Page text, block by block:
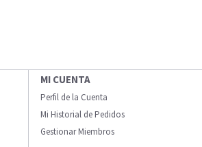
MI CUENTA
Perfil de la Cuenta
Mi Historial de Pedidos
Gestionar Miembros